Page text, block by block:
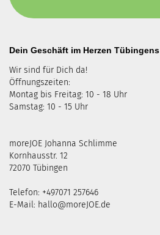
Dein Geschäft im Herzen Tübingens
Wir sind für Dich da!
Öffnungszeiten:
Montag bis Freitag: 10 - 18 Uhr
Samstag: 10 - 15 Uhr
moreJOE Johanna Schlimme
Kornhausstr. 12
72070 Tübingen
Telefon: +497071 257646
E-Mail: hallo@moreJOE.de